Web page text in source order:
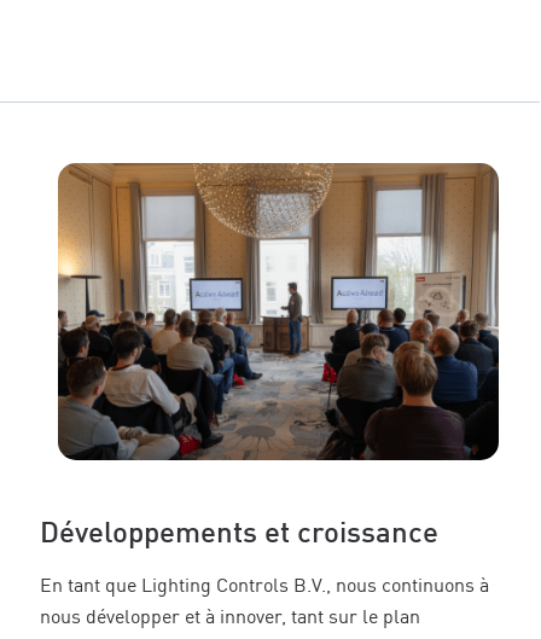
Développements et croissance
En tant que Lighting Controls B.V., nous continuons à
nous développer et à innover, tant sur le plan